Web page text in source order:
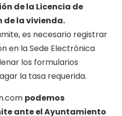
de la Licencia de
de la vivienda.
es necesario registrar
en la Sede Electrónica
los formularios
la tasa requerida.
podemos
ante el Ayuntamiento